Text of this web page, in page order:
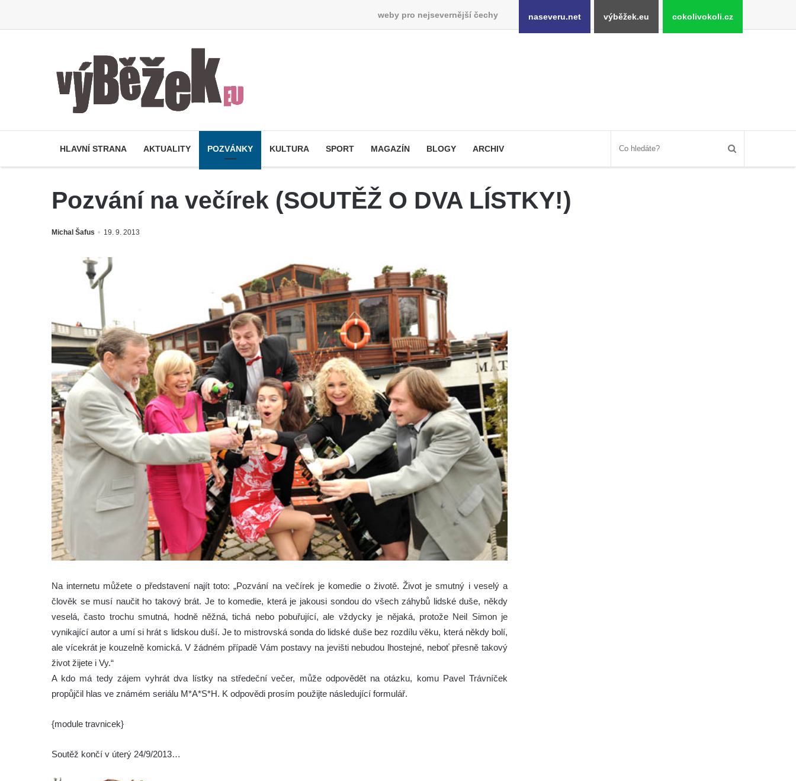
weby pro nejsevernější čechy naseveru.net výběžek.eu cokolivokoli.cz
HLAVNÍ STRANA AKTUALITY POZVÁNKY KULTURA SPORT MAGAZÍN BLOGY ARCHIV
Pozvání na večírek (SOUTĚŽ O DVA LÍSTKY!)
Michal Šafus 19. 9. 2013
Na internetu můžete o představení najít toto: „Pozvání na večírek je komedie o životě. Život je smutný i veselý a
člověk se musí naučit ho takový brát. Je to komedie, která je jakousi sondou do všech záhybů lidské duše, někdy
veselá, často trochu smutná, hodně něžná, tichá nebo pobuřující, ale vždycky je nějaká, protože Neil Simon je
vynikající autor a umí si hrát s lidskou duší. Je to mistrovská sonda do lidské duše bez rozdílu věku, která někdy bolí,
ale vícekrát je kouzelně komická. V žádném případě Vám postavy na jevišti nebudou lhostejné, neboť přesně takový
život žijete i Vy.“
A kdo má tedy zájem vyhrát dva lístky na středeční večer, může odpovědět na otázku, komu Pavel Trávníček
propůjčil hlas ve známém seriálu M*A*S*H. K odpovědi prosím použijte následující formulář.
{module travnicek}
Soutěž končí v úterý 24/9/2013…